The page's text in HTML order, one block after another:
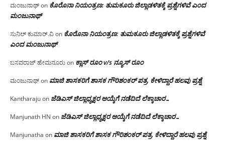
ಮಂಜುನಾಥ್on ಕೊರೊನಾ ನಿಯಂತ್ರಣ: ತುಮಕೂರು ಜಿಲ್ಲಾಡಳಿತಕ್ಕೆ ಪ್ರಶ್ನೆಗಳಿವೆ ಎಂದ
ಮಂಜು‌ನಾಥ್
ಸುನಿಲ್ ಕುಮಾರ್.ವಿon ಕೊರೊನಾ ನಿಯಂತ್ರಣ: ತುಮಕೂರು ಜಿಲ್ಲಾಡಳಿತಕ್ಕೆ ಪ್ರಶ್ನೆಗಳಿವೆ
ಎಂದ ಮಂಜು‌ನಾಥ್
ಬಸವರಾಜ್ ಹೇಮನೂರುon ಕ್ಲಾಸ್ ರೂಂ v/s ನ್ಯೂಸ್ ರೂಂ
ಮಂಜುನಾಥ್on ಮಾಜಿ ಶಾಸಕರಿಗೆ ಶಾಸಕ ಗೌರಿಶಂಕರ್ ಪತ್ರ, ಕೇಳಿದ್ದಾರೆ ಹಲವು ಪ್ರಶ್ನೆ
Kantharajuon ಜೆಡಿಎಸ್ ಜಿಲ್ಲಾಧ್ಯಕ್ಷರ ಆಯ್ಕೆಗೆ ನಡೆದಿದೆ ಲೆಕ್ಕಾಚಾರ…
Manjunath HN on ಜೆಡಿಎಸ್ ಜಿಲ್ಲಾಧ್ಯಕ್ಷರ ಆಯ್ಕೆಗೆ ನಡೆದಿದೆ ಲೆಕ್ಕಾಚಾರ…
Manjunatha on ಮಾಜಿ ಶಾಸಕರಿಗೆ ಶಾಸಕ ಗೌರಿಶಂಕರ್ ಪತ್ರ, ಕೇಳಿದ್ದಾರೆ ಹಲವು ಪ್ರಶ್ನೆ